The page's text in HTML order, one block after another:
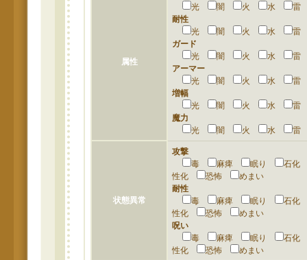
属性
光
闇 火 水
耐性
光
闇 火 水
ガード
光
闇 火 水
アーマー
光
闇 火 水
増幅
光
闇 火 水
魔力
光
闇 火 水
状態異常
攻撃
毒
麻痺 眠り
石
性化
恐怖
めまい
耐性
毒
麻痺 眠り
石
性化
恐怖
めまい
呪い
毒
麻痺 眠り
石
性化
恐怖 めまい